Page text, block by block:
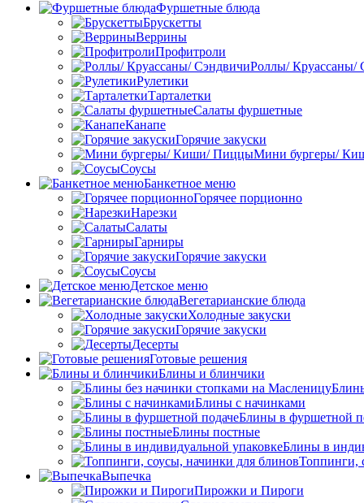
Фуршетные блюда
Брускетты
Веррины
Профитроли
Роллы/ Круассаны/
Рулетики
Тарталетки
Салаты фуршетные
Канапе
Горячие закуски
Мини бургеры/
Соусы
Банкетное меню
Горячее порционно
Нарезки
Салаты
Гарниры
Горячие закуски
Соусы
Детское меню
Вегетарианские блюда
Холодные закуски
Горячие закуски
Десерты
Готовые решения
Блины и блинчики
Блины с начинками
Блины в фуршетной
Блины постные
Блины в
Топпинги,
Выпечка
Пирожки и Пироги